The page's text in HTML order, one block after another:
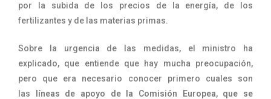
por la subida de los precios de la energía, de los
fertilizantes y de las materias primas.
Sobre la urgencia de las medidas, el ministro ha
explicado, que entiende que hay mucha preocupación,
pero que era necesario conocer primero cuales son
las
líneas de apoyo de la Comisión Europea, que se